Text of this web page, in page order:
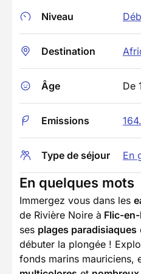
Niveau
Destination
Âge De
Emissions
Type de séjour En
En quelques mots
Immergez vous dans les
de Rivière Noire à Flic-
ses plages paradisiaques
débuter la plongée !
fonds marins mauriciens,